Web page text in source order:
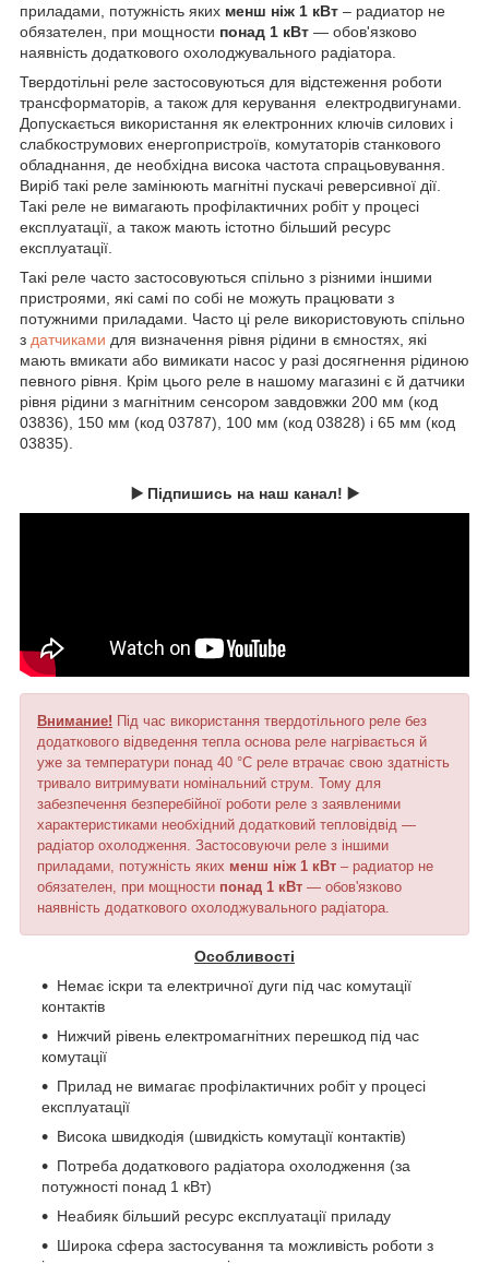
приладами, потужність яких менш ніж 1 кВт – радиатор не
обязателен, при мощности понад 1 кВт — обов'язково
наявність додаткового охолоджувального радіатора.
Твердотільні реле застосовуються для відстеження роботи
трансформаторів, а також для керування електродвигунами.
Допускається використання як електронних ключів силових і
слабкострумових енергопристроїв, комутаторів станкового
обладнання, де необхідна висока частота спрацьовування.
Виріб такі реле замінюють магнітні пускачі реверсивної дії.
Такі реле не вимагають профілактичних робіт у процесі
експлуатації, а також мають істотно більший ресурс
експлуатації.
Такі реле часто застосовуються спільно з різними іншими
пристроями, які самі по собі не можуть працювати з
потужними приладами. Часто ці реле використовують спільно
з датчиками для визначення рівня рідини в ємностях, які
мають вмикати або вимикати насос у разі досягнення рідиною
певного рівня. Крім цього реле в нашому магазині є й датчики
рівня рідини з магнітним сенсором завдовжки 200 мм (код
03836), 150 мм (код 03787), 100 мм (код 03828) і 65 мм (код
03835).
▶️ Підпишись на наш канал! ▶️
Внимание! Під час використання твердотільного реле без
додаткового відведення тепла основа реле нагрівається й
уже за температури понад 40 °C реле втрачає свою здатність
тривало витримувати номінальний струм. Тому для
забезпечення безперебійної роботи реле з заявленими
характеристиками необхідний додатковий тепловідвід —
радіатор охолодження. Застосовуючи реле з іншими
приладами, потужність яких менш ніж 1 кВт – радиатор не
обязателен, при мощности понад 1 кВт — обов'язково
наявність додаткового охолоджувального радіатора.
Особливості
Немає іскри та електричної дуги під час комутації
контактів
Нижчий рівень електромагнітних перешкод під час
комутації
Прилад не вимагає профілактичних робіт у процесі
експлуатації
Висока швидкодія (швидкість комутації контактів)
Потреба додаткового радіатора охолодження (за
потужності понад 1 кВт)
Неабияк більший ресурс експлуатації приладу
Широка сфера застосування та можливість роботи з